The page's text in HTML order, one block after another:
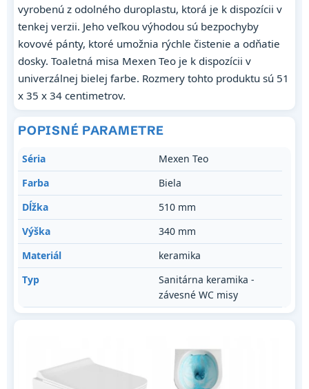
vyrobenú z odolného duroplastu, ktorá je k dispozícii v
tenkej verzii. Jeho veľkou výhodou sú bezpochyby
kovové pánty, ktoré umožnia rýchle čistenie a odňatie
dosky. Toaletná misa Mexen Teo je k dispozícii v
univerzálnej bielej farbe. Rozmery tohto produktu sú 51
x 35 x 34 centimetrov.
POPISNÉ PARAMETRE
Séria
Mexen Teo
Farba
Biela
Dĺžka
510 mm
Výška
340 mm
Materiál
keramika
Typ
Sanitárna keramika -
závesné WC misy